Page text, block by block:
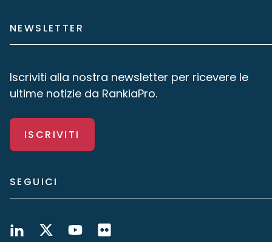
NEWSLETTER
Iscriviti alla nostra newsletter per ricevere le
ultime notizie da RankiaPro.
ISCRIVITI
SEGUICI